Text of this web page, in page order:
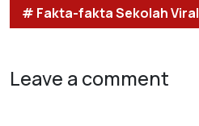
# Fakta-fakta Sekolah Viral
Leave a comment